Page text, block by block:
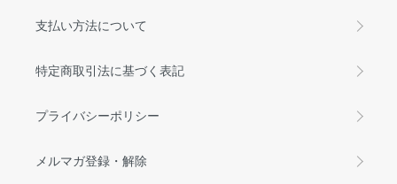
支払い方法について
特定商取引法に基づく表記
プライバシーポリシー
メルマガ登録・解除